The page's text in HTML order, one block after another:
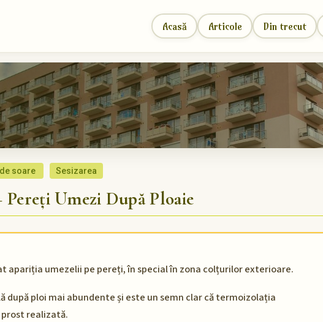
Acasă Articole Din trecut
soare Sesizarea
Umezi După Ploaie
apariția umezelii pe pereți, în special în zona colțurilor exterioare.
după ploi mai abundente și este un semn clar că termoizolația
realizată.